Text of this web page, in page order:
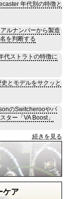
年代別の特徴と
ルナンバーから製造
を判断する
代ストラトの特徴に
とモデルをサクッと
のSwitcherooやパ
ター「VA Boost」
続きを見る
ケア